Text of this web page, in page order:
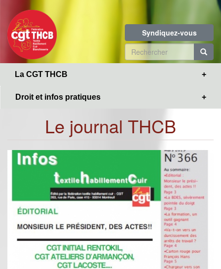
contenu
principal
Syndiquez-vous
Formulaire
de
La CGT THCB
Droit et infos pratiques
Le journal THCB